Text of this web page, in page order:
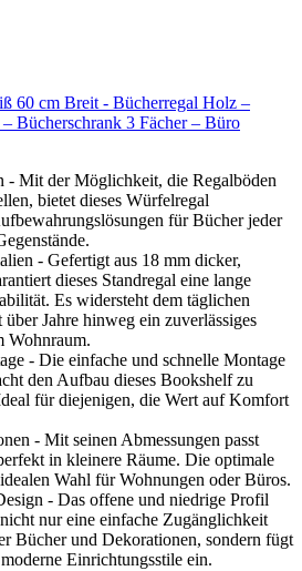
60 cm Breit - Bücherregal Holz –
Bücherschrank 3 Fächer – Büro
- Mit der Möglichkeit, die Regalböden
bietet dieses Würfelregal
für Bücher jeder
- Gefertigt aus 18 mm dicker,
dieses Standregal eine lange
Es widersteht dem täglichen
Jahre hinweg ein zuverlässiges
Wohnraum.
- Die einfache und schnelle Montage
den Aufbau dieses Bookshelf zu
für diejenigen, die Wert auf Komfort
- Mit seinen Abmessungen passt
in kleinere Räume. Die optimale
Wahl für Wohnungen oder Büros.
- Das offene und niedrige Profil
nur eine einfache Zugänglichkeit
Bücher und Dekorationen, sondern fügt
Einrichtungsstile ein.